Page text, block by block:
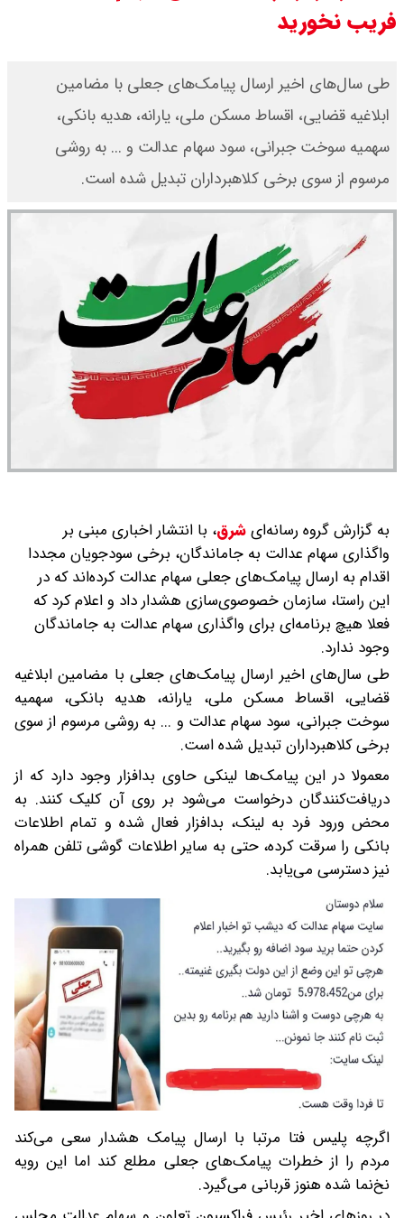
آغاز شد / خرید کوییک با پیش
پرداخت ۵۰۰ میلیون تومان + لینک
شاخص بورس امروز شنبه ۱۷ مرداد
۱۴۰۵ اعلام شد/ صعود قیمت سکه
فریب نخورید
طی سال‌های اخیر ارسال پیامک‌های جعلی با مضامین
ابلاغیه قضایی، اقساط مسکن ملی، یارانه، هدیه بانکی،
سهمیه سوخت جبرانی، سود سهام عدالت و ... به روشی
مرسوم از سوی برخی کلاهبرداران تبدیل شده است.
به گزارش گروه رسانه‌ایشرق، با انتشار اخباری مبنی بر
واگذاری سهام عدالت به جاماندگان، برخی سودجویان مجددا
اقدام به ارسال پیامک‌های جعلی سهام عدالت کرده‌اند که در
این راستا، سازمان خصوصوی‌سازی هشدار داد و اعلام کرد که
فعلا هیچ برنامه‌­ای برای واگذاری سهام عدالت به جاماندگان
وجود ندارد.
طی سال‌های اخیر ارسال پیامک‌های جعلی با مضامین ابلاغیه
قضایی، اقساط مسکن ملی، یارانه، هدیه بانکی، سهمیه
سوخت جبرانی، سود سهام عدالت و ... به روشی مرسوم از سوی
برخی کلاهبرداران تبدیل شده است.
معمولا در این پیامک‌ها لینکی حاوی بدافزار وجود دارد که از
دریافت‌کنندگان درخواست می‌شود بر روی آن کلیک کنند. به
محض ورود فرد به لینک، بدافزار فعال شده و تمام اطلاعات
بانکی را سرقت کرده، حتی به سایر اطلاعات گوشی تلفن همراه
نیز دسترسی می‌یابد.
اگرچه پلیس فتا مرتبا با ارسال پیامک هشدار سعی می‌کند
مردم را از خطرات پیامک‌های جعلی مطلع کند اما این رویه
نخ‌نما شده هنوز قربانی می‌گیرد.